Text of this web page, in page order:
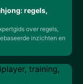
regels,
over regels,
inzichten en